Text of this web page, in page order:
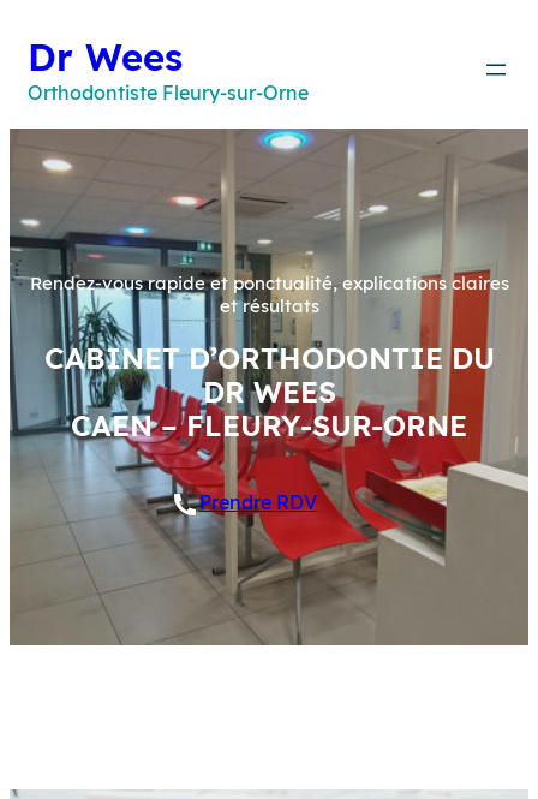
au
contenu
Dr Wees
Orthodontiste Fleury-sur-Orne
Rendez-vous rapide et ponctualité, explications claires
et résultats
CABINET D’ORTHODONTIE DU
DR WEES
CAEN – FLEURY-SUR-ORNE
Prendre RDV